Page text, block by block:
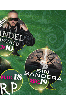
a su
constructora
Construcción
la
Así lo